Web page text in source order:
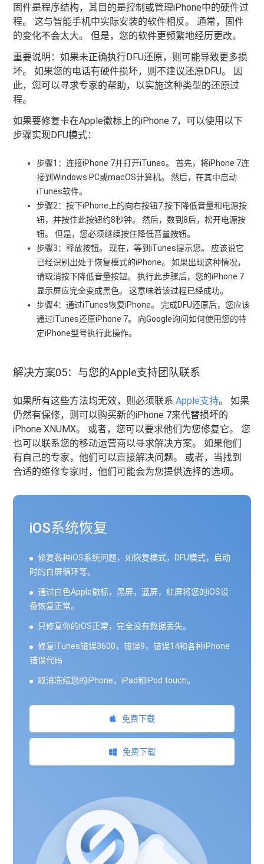
固件是程序结构，其目的是控制或管理iPhone中的硬件过
程。 这与智能手机中实际安装的软件相反。 通常，固件
的变化不会太大。 但是，您的软件更频繁地经历更改。
重要说明：如果未正确执行DFU还原，则可能导致更多损
坏。 如果您的电话有硬件损坏，则不建议还原DFU。 因
此，您可以寻求专家的帮助，以实施这种类型的还原过
程。
如果要修复卡在Apple徽标上的iPhone 7，可以使用以下
步骤实现DFU模式：
步骤1：连接iPhone 7并打开iTunes。 首先，将iPhone 7连
接到Windows PC或macOS计算机。 然后，在其中启动
iTunes软件。
步骤2：按下iPhone上的向右按钮7.按下降低音量和电源按
钮，并按住此按钮约8秒钟。 然后，数到8后，松开电源按
钮。 但是，您必须继续按住降低音量按钮。
步骤3：释放按钮。 现在，等到iTunes提示您。 应该说它
已经识别出处于恢复模式的iPhone。 如果出现这种情况，
请取消按下降低音量按钮。 执行此步骤后，您的iPhone 7
显示屏应完全变成黑色。 这意味着该过程已经成功。
步骤4：通过iTunes恢复iPhone。 完成DFU还原后，您应该
通过iTunes还原iPhone 7。 向Google询问如何使用您的特
定iPhone型号执行此操作。
解决方案05：与您的Apple支持团队联系
如果所有这些方法均无效，则必须联系Apple支持。 如果
仍然有保修，则可以购买新的iPhone 7来代替损坏的
iPhone XNUMX。 或者，您可以要求他们为您修复它。 您
也可以联系您的移动运营商以寻求解决方案。 如果他们
有自己的专家，他们可以直接解决问题。 或者，当找到
合适的维修专家时，他们可能会为您提供选择的选项。
iOS系统恢复
修复各种iOS系统问题，如恢复模式，DFU模式，启动
时的白屏循环等。
通过白色Apple徽标，黑屏，蓝屏，红屏将您的iOS设
备恢复正常。
只修复你的iOS正常，完全没有数据丢失。
修复iTunes错误3600，错误9，错误14和各种iPhone
错误代码
取消冻结您的iPhone，iPad和iPod touch。
免费下载
免费下载